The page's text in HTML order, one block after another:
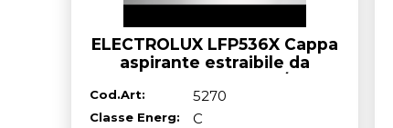
ELECTROLUX LFP536X Cappa
aspirante estraibile da
cm
Cod.Art: 5270
Classe Energ: C